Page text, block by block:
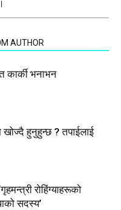
AUTHOR
कार्की भनाभन
खोज्दै हुनुहुन्छ ? तपाईलाई
रोहिंग्याहरूको
सदस्य’